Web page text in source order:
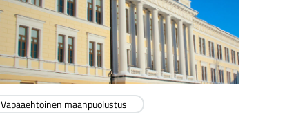
Vapaaehtoinen maanpuolustus